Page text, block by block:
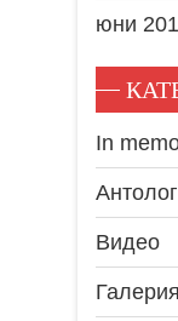
юни
In
Видео
Галерия